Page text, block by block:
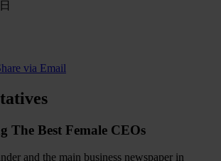
via Email
The Best Female CEOs
and the main business newspaper in